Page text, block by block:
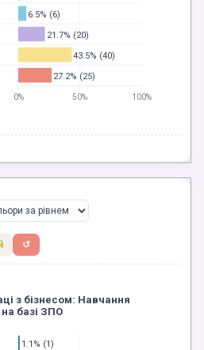
6.5% (6)
21.7% (20)
43.5% (40)
27.2% (25)
0% 50% 100%
↺
1.1% (1)
з бізнесом: Навчання
на базі ЗПО